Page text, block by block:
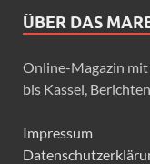
ÜBER DAS
Online-Magazin
bis Kassel,
Impressum